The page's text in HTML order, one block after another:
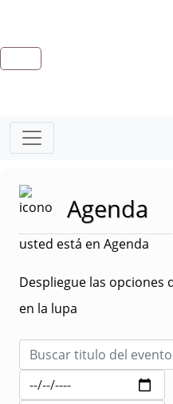
Agenda
usted está en Agenda
Despliegue las opciones
en la lupa